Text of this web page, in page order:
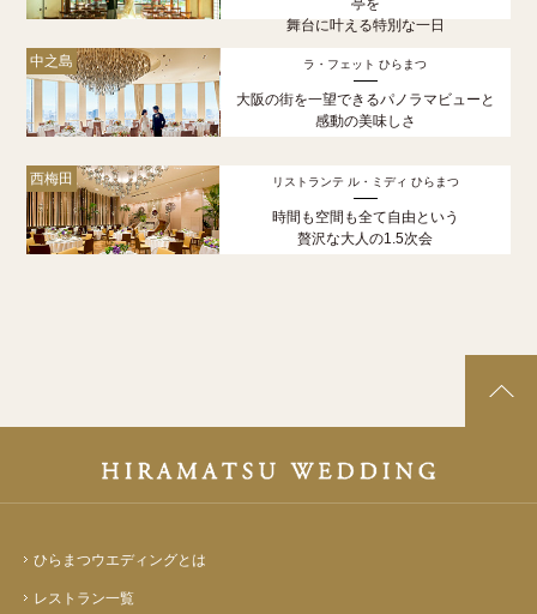
亭を
舞台に叶える特別な一日
中之島 ラ・フェット ひらまつ
大阪の街を一望できるパノラマビューと
感動の美味しさ
西梅田 リストランテ ル・ミディ ひらまつ
時間も空間も全て自由という
贅沢な大人の1.5次会
ひらまつウエディングとは
レストラン一覧